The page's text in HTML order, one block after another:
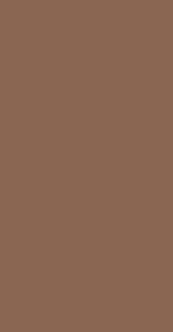
da “Dünya
Bu